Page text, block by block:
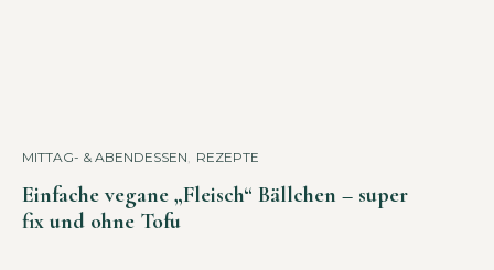
MITTAG- & ABENDESSEN REZEPTE
Einfache vegane „Fleisch“ Bällchen – super
fix und ohne Tofu